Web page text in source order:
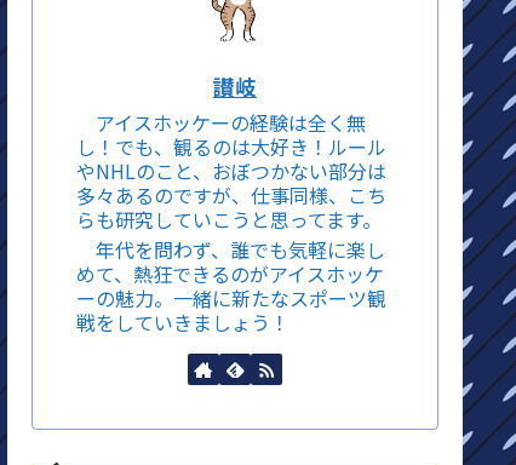
讃岐
アイスホッケーの経験は全く無
し！でも、観るのは大好き！ルール
やNHLのこと、おぼつかない部分は
多々あるのですが、仕事同様、こち
らも研究していこうと思ってます。
年代を問わず、誰でも気軽に楽し
めて、熱狂できるのがアイスホッケ
ーの魅力。一緒に新たなスポーツ観
戦をしていきましょう！